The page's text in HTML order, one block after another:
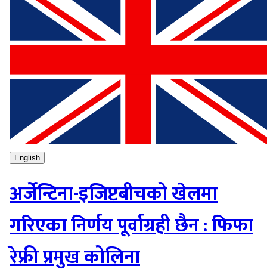
English
अर्जेन्टिना-इजिप्टबीचको खेलमा
गरिएका निर्णय पूर्वाग्रही छैन : फिफा
रेफ्री प्रमुख कोलिना